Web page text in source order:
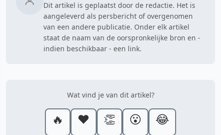
Dit artikel is geplaatst door de redactie. Het is
aangeleverd als persbericht of overgenomen
van een andere publicatie. Onder elk artikel
staat de naam van de oorspronkelijke bron en -
indien beschikbaar - een link.
Wat vind je van dit artikel?
🔥 ❤️ 👏 😮 😂